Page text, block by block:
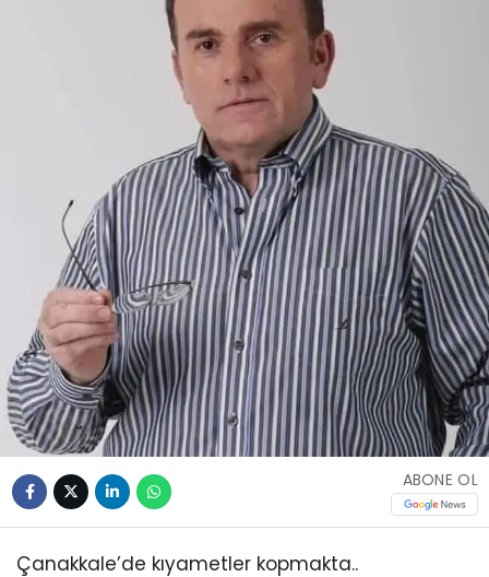
ABONE OL
Çanakkale’de kıyametler kopmakta..